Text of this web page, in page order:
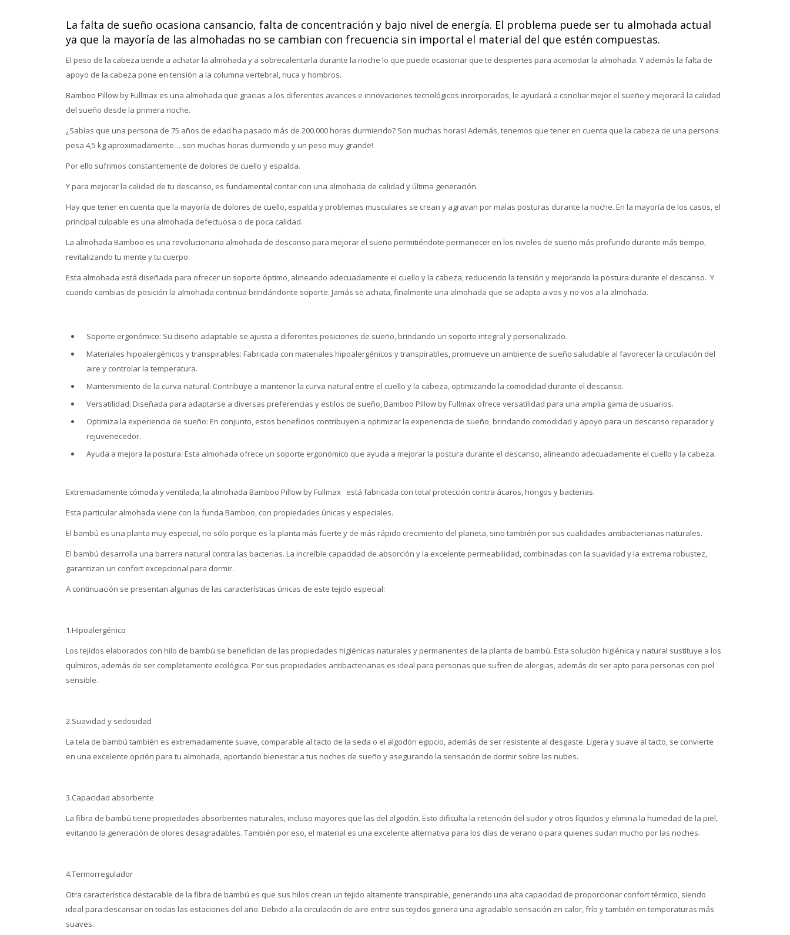
La falta de sueño ocasiona cansancio, falta de concentración y bajo nivel de energía. El problema puede ser tu almohada actual
ya que la mayoría de las almohadas no se cambian con frecuencia sin importal el material del que estén compuestas.
El peso de la cabeza tiende a achatar la almohada y a sobrecalentarla durante la noche lo que puede ocasionar que te despiertes para acomodar la almohada. Y además la falta de
apoyo de la cabeza pone en tensión a la columna vertebral, nuca y hombros.
Bamboo Pillow by Fullmax es una almohada que gracias a los diferentes avances e innovaciones tecnológicos incorporados, le ayudará a conciliar mejor el sueño y mejorará la calidad
del sueño desde la primera noche.
¿Sabías que una persona de 75 años de edad ha pasado más de 200.000 horas durmiendo? Son muchas horas! Además, tenemos que tener en cuenta que la cabeza de una persona
pesa 4,5 kg aproximadamente… son muchas horas durmiendo y un peso muy grande!
Por ello sufrimos constantemente de dolores de cuello y espalda.
Y para mejorar la calidad de tu descanso, es fundamental contar con una almohada de calidad y última generación.
Hay que tener en cuenta que la mayoría de dolores de cuello, espalda y problemas musculares se crean y agravan por malas posturas durante la noche. En la mayoría de los casos, el
principal culpable es una almohada defectuosa o de poca calidad.
La almohada Bamboo es una revolucionaria almohada de descanso para mejorar el sueño permitiéndote permanecer en los niveles de sueño más profundo durante más tiempo,
revitalizando tu mente y tu cuerpo.
Esta almohada está diseñada para ofrecer un soporte óptimo, alineando adecuadamente el cuello y la cabeza, reduciendo la tensión y mejorando la postura durante el descanso. Y
cuando cambias de posición la almohada continua brindándonte soporte. Jamás se achata, finalmente una almohada que se adapta a vos y no vos a la almohada.
Soporte ergonómico: Su diseño adaptable se ajusta a diferentes posiciones de sueño, brindando un soporte integral y personalizado.
Materiales hipoalergénicos y transpirables: Fabricada con materiales hipoalergénicos y transpirables, promueve un ambiente de sueño saludable al favorecer la circulación del
aire y controlar la temperatura.
Mantenimiento de la curva natural: Contribuye a mantener la curva natural entre el cuello y la cabeza, optimizando la comodidad durante el descanso.
Versatilidad: Diseñada para adaptarse a diversas preferencias y estilos de sueño, Bamboo Pillow by Fullmax ofrece versatilidad para una amplia gama de usuarios.
Optimiza la experiencia de sueño: En conjunto, estos beneficios contribuyen a optimizar la experiencia de sueño, brindando comodidad y apoyo para un descanso reparador y
rejuvenecedor.
Ayuda a mejora la postura: Esta almohada ofrece un soporte ergonómico que ayuda a mejorar la postura durante el descanso, alineando adecuadamente el cuello y la cabeza.
Extremadamente cómoda y ventilada, la almohada Bamboo Pillow by Fullmax está fabricada con total protección contra ácaros, hongos y bacterias.
Esta particular almohada viene con la funda Bamboo, con propiedades únicas y especiales.
El bambú es una planta muy especial, no sólo porque es la planta más fuerte y de más rápido crecimiento del planeta, sino también por sus cualidades antibacterianas naturales.
El bambú desarrolla una barrera natural contra las bacterias. La increíble capacidad de absorción y la excelente permeabilidad, combinadas con la suavidad y la extrema robustez,
garantizan un confort excepcional para dormir.
A continuación se presentan algunas de las características únicas de este tejido especial:
1.Hipoalergénico
Los tejidos elaborados con hilo de bambú se benefician de las propiedades higiénicas naturales y permanentes de la planta de bambú. Esta solución higiénica y natural sustituye a los
químicos, además de ser completamente ecológica. Por sus propiedades antibacterianas es ideal para personas que sufren de alergias, además de ser apto para personas con piel
sensible.
2.Suavidad y sedosidad
La tela de bambú también es extremadamente suave, comparable al tacto de la seda o el algodón egipcio, además de ser resistente al desgaste. Ligera y suave al tacto, se convierte
en una excelente opción para tu almohada, aportando bienestar a tus noches de sueño y asegurando la sensación de dormir sobre las nubes.
3.Capacidad absorbente
La fibra de bambú tiene propiedades absorbentes naturales, incluso mayores que las del algodón. Esto dificulta la retención del sudor y otros líquidos y elimina la humedad de la piel,
evitando la generación de olores desagradables. También por eso, el material es una excelente alternativa para los días de verano o para quienes sudan mucho por las noches.
4.Termorregulador
Otra característica destacable de la fibra de bambú es que sus hilos crean un tejido altamente transpirable, generando una alta capacidad de proporcionar confort térmico, siendo
ideal para descansar en todas las estaciones del año. Debido a la circulación de aire entre sus tejidos genera una agradable sensación en calor, frío y también en temperaturas más
suaves.